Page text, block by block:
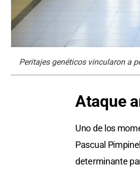
Peritajes genéticos vincularon a
Ataque
Uno de los
Pascual
determinante